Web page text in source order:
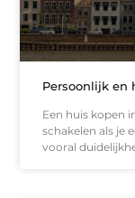
Persoonlijk en
Een huis kopen
schakelen als je
vooral